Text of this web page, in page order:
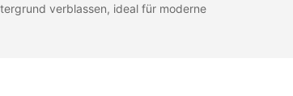
verblassen, ideal für moderne